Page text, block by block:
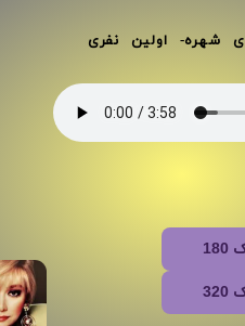
شهره- اولین نفری